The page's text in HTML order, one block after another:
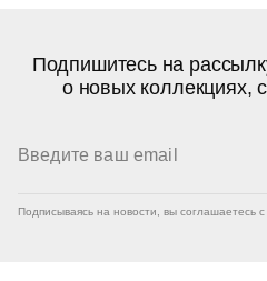
Подпишитесь на
о новых коллекциях,
Подписываясь на новости, вы соглашаетесь с